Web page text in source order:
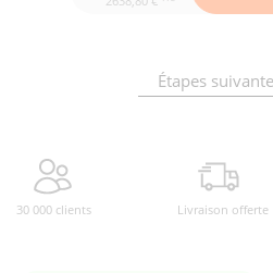
Étapes
30 000 clients Livraison offerte